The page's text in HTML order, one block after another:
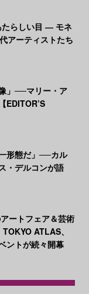
たらしい目 ― モネ
アーティストたち
」──マリー・ア
EDITOR’S
形態だ」──カル
・デルコンが語
ートフェア＆芸術
ATLAS、
ントが続々開幕